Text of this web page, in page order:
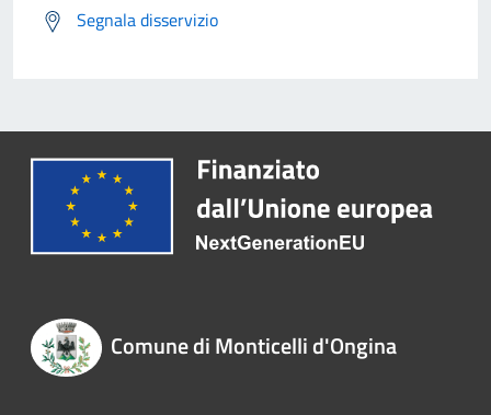
Segnala disservizio
Comune di Monticelli d'Ongina